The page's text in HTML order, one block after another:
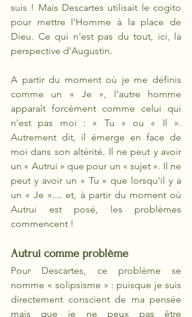
suis ! Mais Descartes utilisait le cogito
pour mettre l'Homme à la place de
Dieu. Ce qui n'est pas du tout, ici, la
perspective d'Augustin.
A partir du moment où je me définis
comme un « Je », l'autre homme
apparaît forcément comme celui qui
n'est pas moi : « Tu » ou « Il ».
Autrement dit, il émerge en face de
moi dans son altérité. Il ne peut y avoir
un « Autrui » que pour un « sujet ». Il ne
peut y avoir un « Tu » que lorsqu'il y a
un « Je ».... et, à partir du moment où
Autrui est posé, les problèmes
commencent !
Autrui comme problème
Pour Descartes, ce problème se
nomme « solipsisme » : puisque je suis
directement conscient de ma pensée
mais que je ne peux pas être